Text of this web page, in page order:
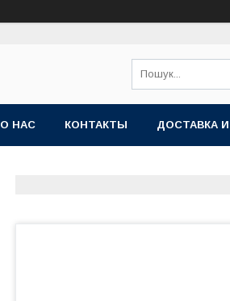
О НАС КОНТАКТЫ ДОСТАВКА